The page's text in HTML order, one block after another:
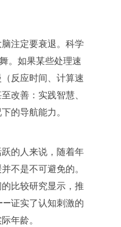
注定要衰退。科学
。如果某些处理速
反应时间、计算速
改善：实践智慧、
的导航能力。
的人来说，随着年
不是不可避免的。
比较研究显示，推
证实了认知刺激的
年龄。